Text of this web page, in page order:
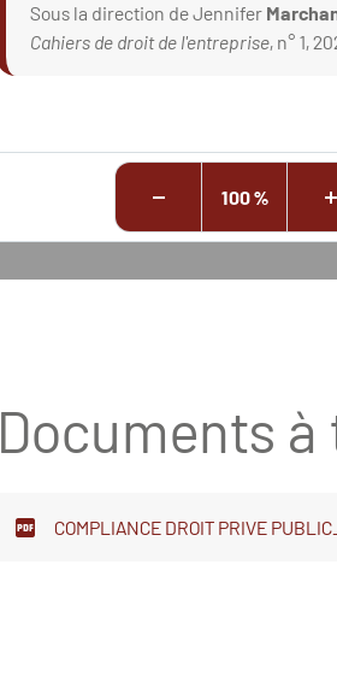
Sous la direction de Jennifer
Cahiers de droit de l'entreprise, n° 1,
100 %
Documents
COMPLIANCE DROIT PRIVE